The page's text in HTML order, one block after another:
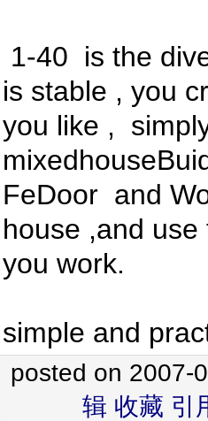
1-40 is the
is stable , you
you like ,
FeDoor and
house ,and
you work.
simple and
posted on 2007-
辑 收藏 引